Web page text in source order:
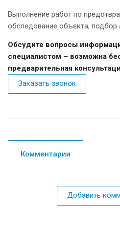
Выполнение работ по
обследование объекта, подбор
Обсудите вопросы
специалистом – возможна
предварительная
Заказать звонок
Комментарии
Добавить